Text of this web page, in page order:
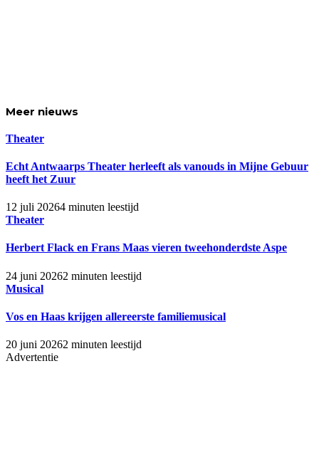
Meer nieuws
Theater
Echt Antwaarps Theater herleeft als vanouds in Mijne Gebuur
heeft het Zuur
12 juli 20264 minuten leestijd
Theater
Herbert Flack en Frans Maas vieren tweehonderdste Aspe
24 juni 20262 minuten leestijd
Musical
Vos en Haas krijgen allereerste familiemusical
20 juni 20262 minuten leestijd
Advertentie